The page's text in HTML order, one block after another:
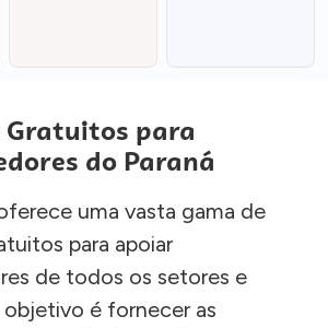
Gratuitos para
do Paraná
uma vasta gama de
para apoiar
de todos os setores e
é fornecer as